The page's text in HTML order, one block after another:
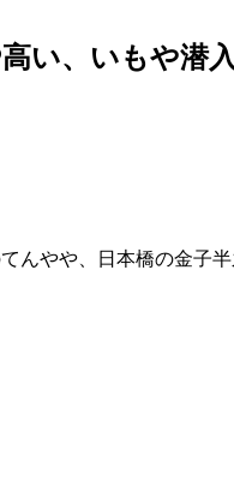
い、いもや潜
んやや、日本橋の金子